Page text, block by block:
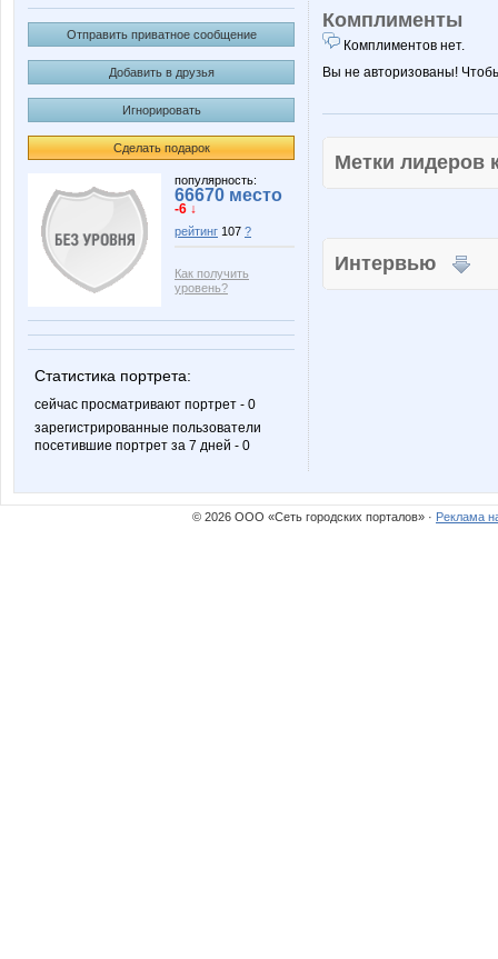
Отправить приватное сообщение
Добавить в друзья
Игнорировать
Сделать подарок
популярность:
66670 место
-6 ↓
рейтинг 107 ?
Как получить
уровень?
Статистика портрета:
сейчас просматривают портрет - 0
зарегистрированные пользователи
посетившие портрет за 7 дней - 0
Комплименты
Комплиментов нет.
Вы не авторизованы!
Метки
Интервью
© 2026 ООО «Сеть городских порталов» · Реклама